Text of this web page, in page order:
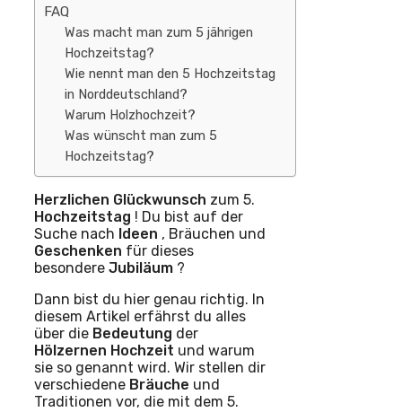
FAQ
Was macht man zum 5 jährigen
Hochzeitstag?
Wie nennt man den 5 Hochzeitstag
in Norddeutschland?
Warum Holzhochzeit?
Was wünscht man zum 5
Hochzeitstag?
Herzlichen Glückwunsch zum 5.
Hochzeitstag ! Du bist auf der
Suche nach Ideen , Bräuchen und
Geschenken für dieses
besondere Jubiläum ?
Dann bist du hier genau richtig. In
diesem Artikel erfährst du alles
über die Bedeutung der
Hölzernen Hochzeit und warum
sie so genannt wird. Wir stellen dir
verschiedene Bräuche und
Traditionen vor, die mit dem 5.